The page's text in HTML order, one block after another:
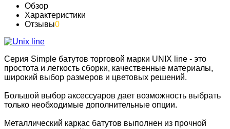
Обзор
Характеристики
Отзывы0
Серия Simple батутов торговой марки UNIX line - это
простота и легкость сборки, качественные материалы,
широкий выбор размеров и цветовых решений.
Большой выбор аксессуаров дает возможность выбрать
только необходимые дополнительные опции.
Металлический каркас батутов выполнен из прочной